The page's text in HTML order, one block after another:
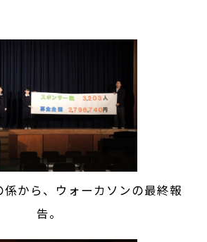
係から、ウォーカソンの最終報
告。